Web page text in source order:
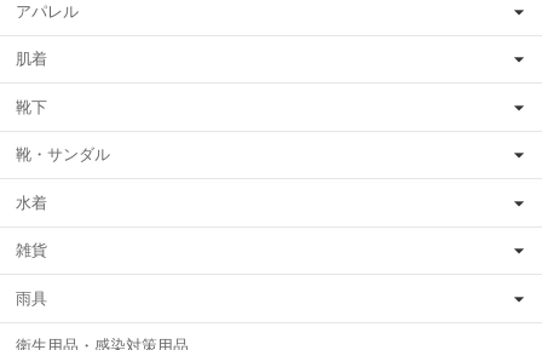
アパレル
肌着
靴下
靴・サンダル
水着
雑貨
雨具
衛生用品・感染対策用品